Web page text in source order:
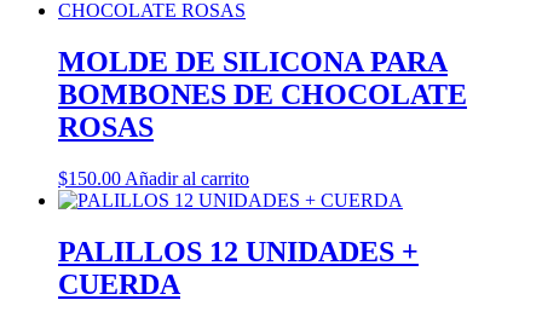
MOLDE DE SILICONA PARA
BOMBONES DE CHOCOLATE
ROSAS
$150.00 Añadir al carrito
PALILLOS 12 UNIDADES +
CUERDA